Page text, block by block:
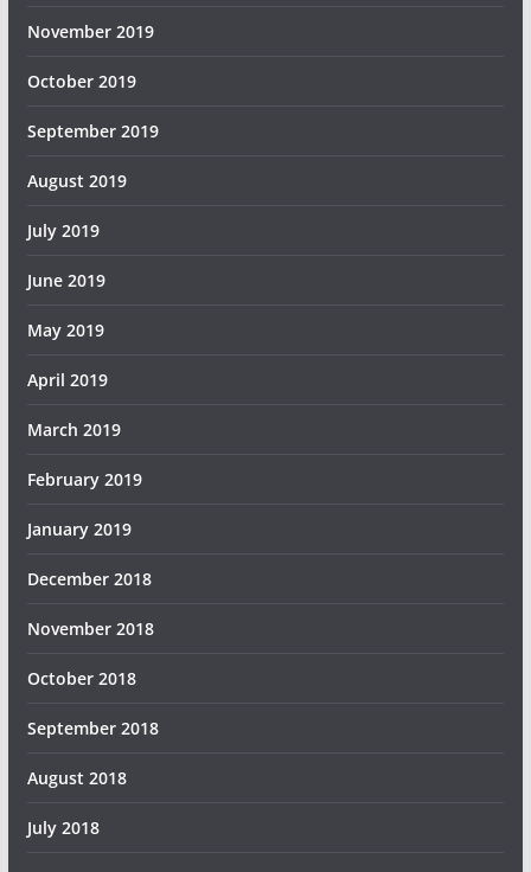
November 2019
October 2019
September 2019
August 2019
July 2019
June 2019
May 2019
April 2019
March 2019
February 2019
January 2019
December 2018
November 2018
October 2018
September 2018
August 2018
July 2018